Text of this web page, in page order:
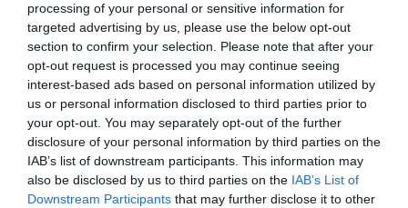
processing of your personal or sensitive information for
targeted advertising by us, please use the below opt-out
section to confirm your selection. Please note that after your
opt-out request is processed you may continue seeing
interest-based ads based on personal information utilized by
us or personal information disclosed to third parties prior to
your opt-out. You may separately opt-out of the further
disclosure of your personal information by third parties on the
IAB’s list of downstream participants. This information may
also be disclosed by us to third parties on the IAB’s List of
Downstream Participants that may further disclose it to other
Ακολουθήστε το Powergame.gr στοGoogle
Newsγια άμεση και έγκυρη οικονομική
ενημέρωση!
TAGS: ΔΙΚΑΣΤΗΡΙΟ ΣΤΕΦΑΝΟΣ ΚΑΣΣΕΛΑΚΗΣ ΣΥΡΙΖΑ